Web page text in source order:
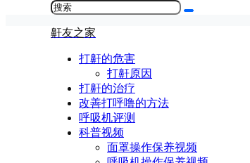
鼾友之家
打鼾的危害
打鼾原因
打鼾的治疗
改善打呼噜的方法
呼吸机评测
科普视频
面罩操作保养视频